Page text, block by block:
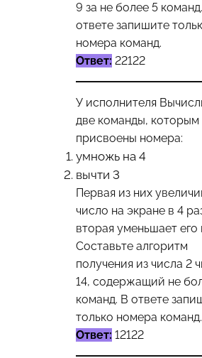
9 за не более 5
ответе запишите
номера команд.
Ответ: 22122
У исполнителя
две команды, которым
присвоены номера:
умножь на 4
вычти 3
Первая из них
число на экране в 4
вторая уменьшает его
Составьте алгоритм
получения из числа 2
14, содержащий не
команд. В ответе
только номера команд.
Ответ: 12122